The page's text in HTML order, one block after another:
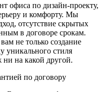
офиса по дизайн-проекту,
и комфорту. Мы
отсутствие скрытых
в договоре срокам.
не только создание
уникального стиля
на какой другой.
по договору